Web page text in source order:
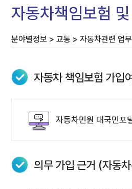
자동차책임보험
분야별정보 > 교통 > 자동차관련 업
자동차 책임보험 가입
자동차민원 대국민포
의무 가입 근거 (자동